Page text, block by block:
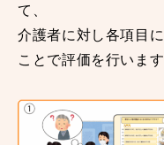
て、
介護者に対し各項目
ことで評価を行います